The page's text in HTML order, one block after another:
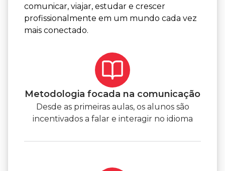
comunicar, viajar, estudar e crescer
profissionalmente em um mundo cada vez
mais conectado.
Metodologia focada na comunicação
Desde as primeiras aulas, os alunos são
incentivados a falar e interagir no idioma